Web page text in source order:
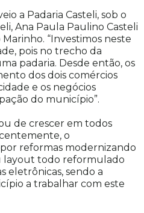
a Padaria Casteli, sob o
Ana Paula Paulino Casteli
“Investimos neste
pois no trecho da
padaria. Desde então, os
dos dois comércios
e os negócios
do município”.
de crescer em todos
o
reformas modernizando
layout todo reformulado
eletrônicas, sendo a
a trabalhar com este